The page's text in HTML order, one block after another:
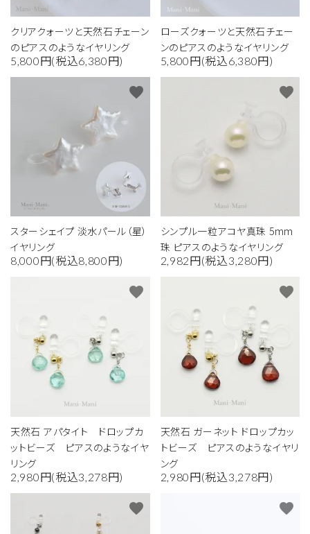
クリアクォーツと天然石チェーン
のピアスのようなイヤリング
5,800円(税込6,380円)
ローズクォーツと天然石チェー
ンのピアスのようなイヤリング
5,800円(税込6,380円)
スターシェイプ 淡水パール（星）
イヤリング
8,000円(税込8,800円)
favorite
シンプル一粒アコヤ真珠 5mm
珠 ピアスのようなイヤリング
2,982円(税込3,280円)
favorite
天然石 アパタイト ドロップカ
ットビーズ ピアスのようなイヤ
リング
2,980円(税込3,278円)
favorite
天然石 ガーネット ドロップカッ
トビーズ ピアスのようなイヤリ
ング
2,980円(税込3,278円)
favorite
favorite favorite